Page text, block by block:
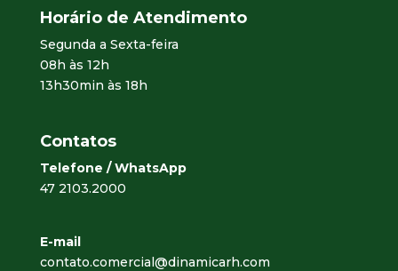
Horário de Atendimento
Segunda a Sexta-feira
08h às 12h
13h30min às 18h
Contatos
Telefone / WhatsApp
47 2103.2000
E-mail
contato.comercial@dinamicarh.com